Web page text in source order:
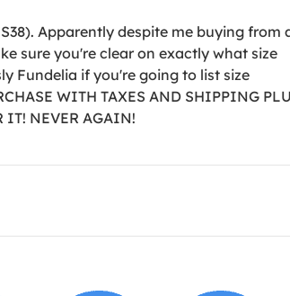
Apparently despite me buying from
sure you're clear on exactly what size
Fundelia if you're going to list size
WITH TAXES AND SHIPPING
IT! NEVER AGAIN!